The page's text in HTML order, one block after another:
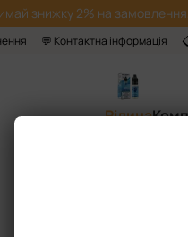
знижку 2% на
💬 Контактна інформація
Рідина